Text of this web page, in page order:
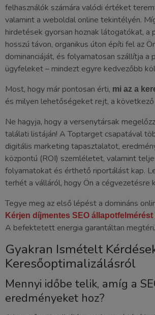
felhasználók számára valódi értéket
valamint a weboldal online tekintélyén.
hirdetések gyorsan hoznak látogatókat, a
hosszú távon, organikus úton építi fel az
dominanciáját, és folyamatosan szállítja a
ügyfeleket – mindezt egyre kedvezőbb
Most, hogy már pontosan érti, mi az a
és milyen lehetőségeket rejt, a
Ne hagyja, hogy a versenytársak
találati listáján! A Toptarget csapatával
digitális marketing tapasztalatot,
központú (ROI) szemléletet, valamint
folyamatokat és érthető riportálást kap.
terhét a válláról, hogy Ön a cégvezetésre
Tegye meg az első lépést a domináns
Kérjen díjmentes SEO
A befektetett energia garantáltan
Gyakran Ismételt
Keresőoptimalizálásról
Mennyi időbe telik, amíg a
eredményeket hoz?